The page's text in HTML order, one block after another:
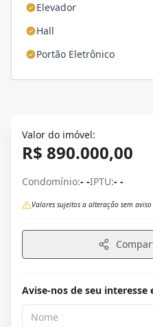
Elevador
Hall
Portão Eletrônico
Valor do imóvel:
R$ 890.000,00
Condomínio:- -IPTU:- -
Valores sujeitos a alteração sem
Avise-nos de seu interesse